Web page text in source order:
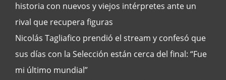
historia con nuevos y viejos intérpretes ante un
rival que recupera figuras
Nicolás Tagliafico prendió el stream y confesó que
sus días con la Selección están cerca del final: “Fue
mi último mundial”